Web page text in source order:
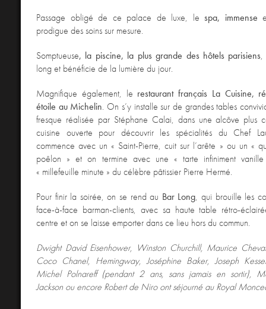
Passage obligé de ce palace de luxe, lespa, immense
prodigue des soins sur mesure.
Somptueuse, la piscine, la plus grande des hôtels parisiens,
long et bénéficie de la lumière du jour.
Magnifique également, le restaurant français La Cuisine,
étoile au Michelin. On s’y installe sur de grandes tables
fresque réalisée par Stéphane Calai, dans une alcôve plus
cuisine ouverte pour découvrir les spécialités du Chef
commence avec un « Saint-Pierre, cuit sur l’arête » ou un «
poêlon » et on termine avec une « tarte infiniment
« millefeuille minute » du célèbre pâtissier Pierre Hermé.
Pour finir la soirée, on se rend au Bar Long, qui brouille les
face-à-face barman-clients, avec sa haute table rétro-
centre et on se laisse emporter dans ce lieu hors du commun.
Dwight David Eisenhower, Winston Churchill, Maurice
Coco Chanel, Hemingway, Joséphine Baker, Joseph
Michel Polnareff (pendant 2 ans, sans jamais en sortir),
Jackson ou encore Robert de Niro ont séjourné au Royal